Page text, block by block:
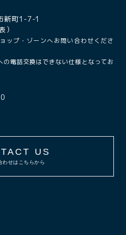
新町1-7-1
ップ・ゾーンへお問い合わせくださ
電話交換はできない仕様となってお
US
わせはこちらから